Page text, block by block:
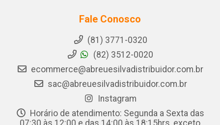
Fale Conosco
(81) 3771-0320
(82) 3512-0020
ecommerce@abreuesilvadistribuidor.com.br
sac@abreuesilvadistribuidor.com.br
Instagram
Horário de atendimento: Segunda a Sexta das
07:30 às 12:00 e das 14:00 às 18:15hrs, exceto